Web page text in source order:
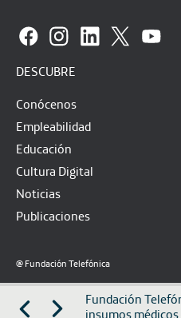
Fundación
insumos médicos
DESCUBRE
Conócenos
Empleabilidad
Educación
Cultura Digital
Noticias
Publicaciones
@ Fundación Telefónica